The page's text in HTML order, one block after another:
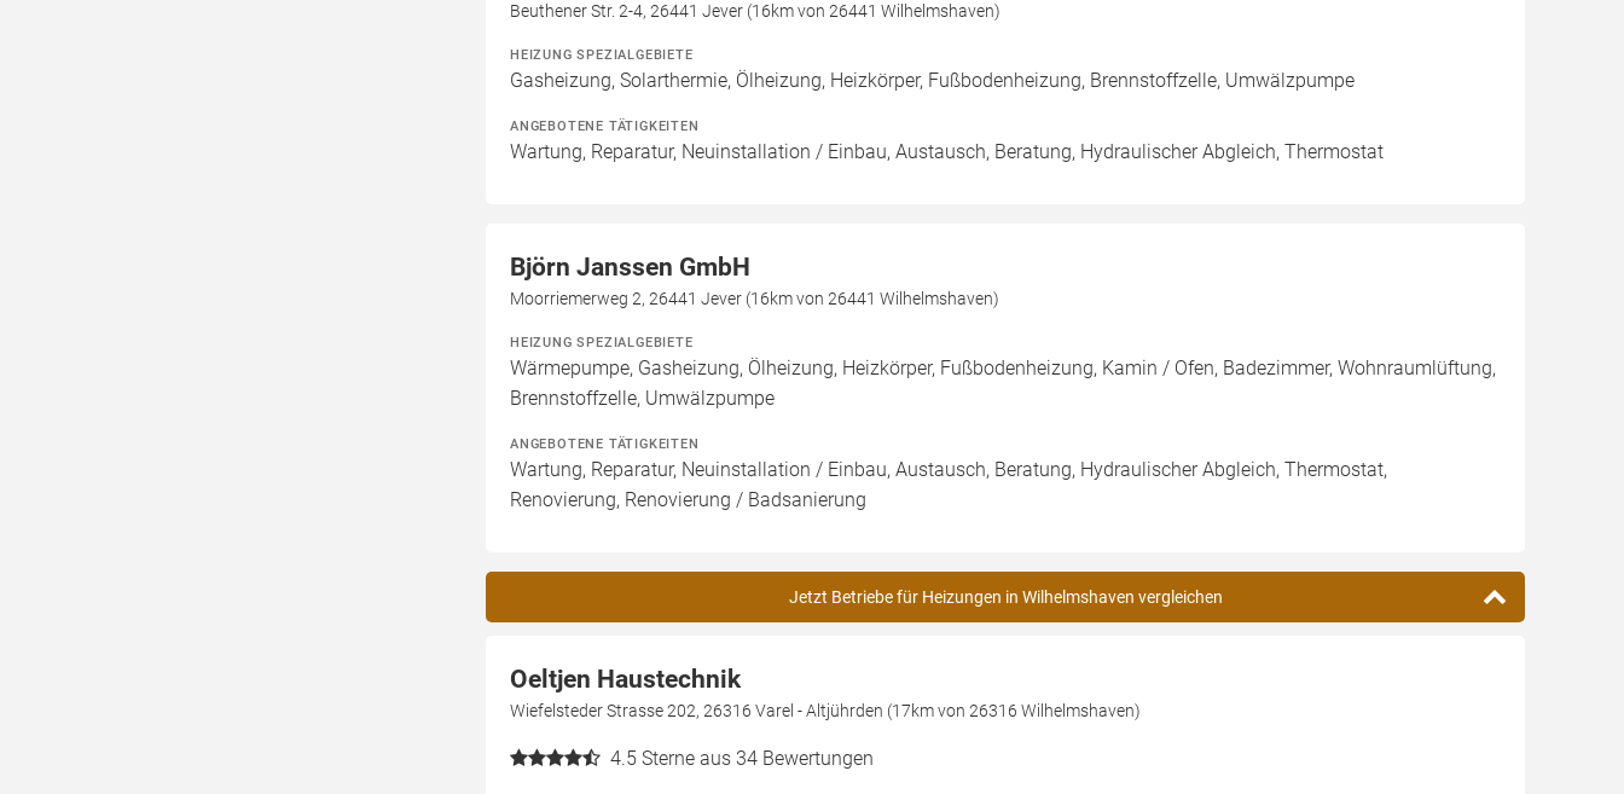
Beuthener Str. 2-4, 26441 Jever (16km von 26441 Wilhelmshaven)
HEIZUNG SPEZIALGEBIETE
Gasheizung, Solarthermie, Ölheizung, Heizkörper, Fußbodenheizung, Brennstoffzelle, Umwälzpumpe
ANGEBOTENE TÄTIGKEITEN
Wartung, Reparatur, Neuinstallation / Einbau, Austausch, Beratung, Hydraulischer Abgleich, Thermostat
Björn Janssen GmbH
Moorriemerweg 2, 26441 Jever (16km von 26441 Wilhelmshaven)
HEIZUNG SPEZIALGEBIETE
Wärmepumpe, Gasheizung, Ölheizung, Heizkörper, Fußbodenheizung, Kamin / Ofen, Badezimmer, Wohnraumlüftung,
Brennstoffzelle, Umwälzpumpe
ANGEBOTENE TÄTIGKEITEN
Wartung, Reparatur, Neuinstallation / Einbau, Austausch, Beratung, Hydraulischer Abgleich, Thermostat,
Renovierung, Renovierung / Badsanierung
Jetzt Betriebe für Heizungen in Wilhelmshaven vergleichen
Oeltjen Haustechnik
Wiefelsteder Strasse 202, 26316 Varel - Altjührden (17km von 26316 Wilhelmshaven)
4.5 Sterne aus 34 Bewertungen